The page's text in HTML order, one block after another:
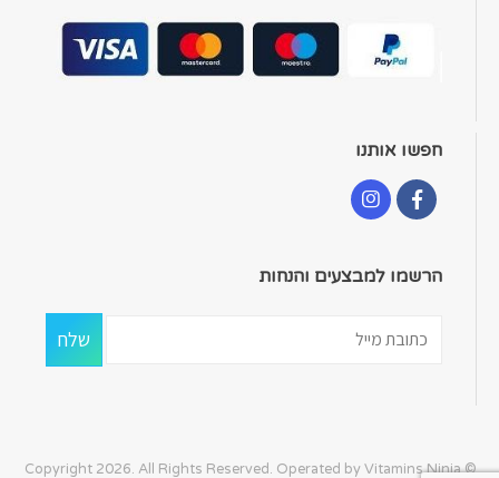
חפשו אותנו
הרשמו למבצעים והנחות
© Copyright 2026. All Rights Reserved. Operated by Vitamins Ninja